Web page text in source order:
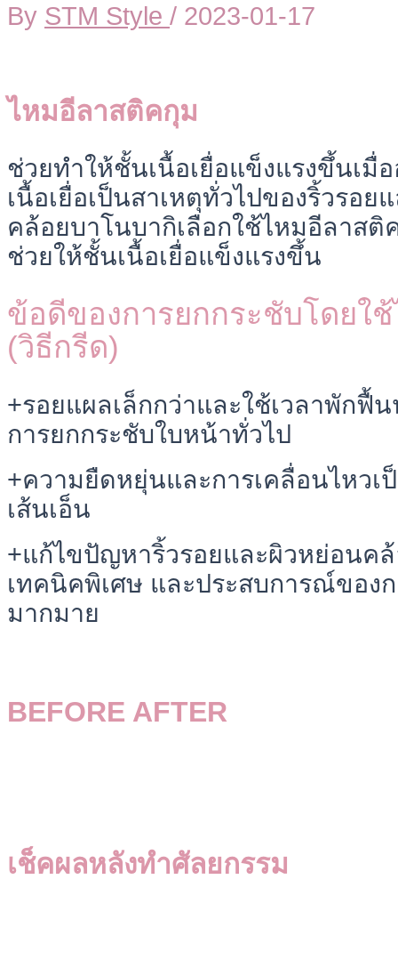
By STM Style / 2023-01-17
ไหมอีลาสติคกุม
ช่วยทำให้ชั้นเนื้อเยื่อแข็งแรงขึ้นเ
เนื้อเยื่อเป็นสาเหตุทั่วไปของริ้วรอ
คล้อยบาโนบากิเลือกใช้ไหมอีลาส
ช่วยให้ชั้นเนื้อเยื่อแข็งแรงขึ้น
ข้อดีของการยกกระชับโดยใ
(วิธีกรีด)
+รอยแผลเล็กกว่าและใช้เวลาพักฟื้
การยกกระชับใบหน้าทั่วไป
+ความยืดหยุ่นและการเคลื่อนไหวเ
เส้นเอ็น
+แก้ไขปัญหาริ้วรอยและผิวหย่อนค
เทคนิคพิเศษ และประสบการณ์ของ
มากมาย
BEFORE AFTER
เช็คผลหลังทำศัลยกรรม